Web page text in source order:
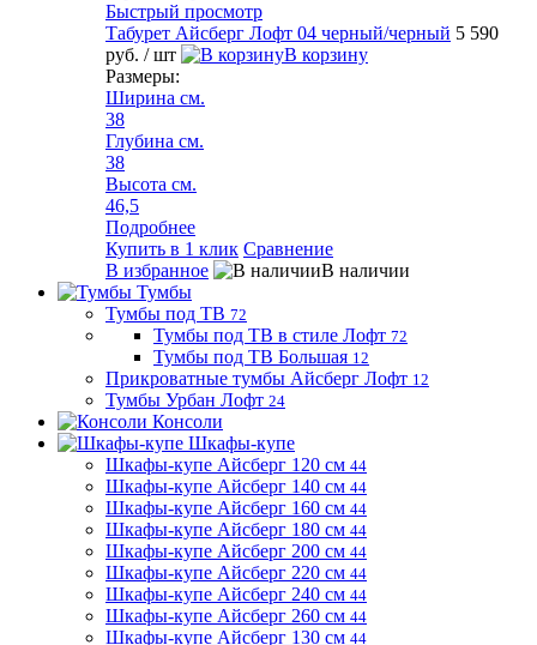
Быстрый просмотр
Табурет Айсберг Лофт 04 черный/черный 5 590
руб. / шт
В корзину
Размеры:
Ширина см.
38
Глубина см.
38
Высота см.
46,5
Подробнее
Купить в 1 клик Сравнение
В избранное
В наличии
Тумбы
Тумбы под ТВ 72
Тумбы под ТВ в стиле Лофт 72
Тумбы под ТВ Большая 12
Прикроватные тумбы Айсберг Лофт 12
Тумбы Урбан Лофт 24
Консоли
Шкафы-купе
Шкафы-купе Айсберг 120 см 44
Шкафы-купе Айсберг 140 см 44
Шкафы-купе Айсберг 160 см 44
Шкафы-купе Айсберг 180 см 44
Шкафы-купе Айсберг 200 см 44
Шкафы-купе Айсберг 220 см 44
Шкафы-купе Айсберг 240 см 44
Шкафы-купе Айсберг 260 см 44
Шкафы-купе Айсберг 130 см 44